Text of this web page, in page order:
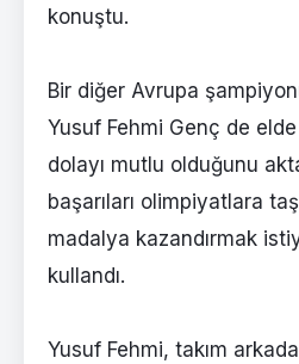
konuştu.
Bir diğer Avrupa
Yusuf Fehmi Genç de
dolayı mutlu olduğunu
başarıları olimpiyatlara
madalya kazandırmak
kullandı.
Yusuf Fehmi, takım